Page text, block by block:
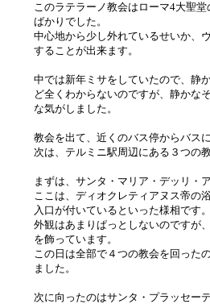
このラテラーノ教会はローマ4大聖
ばかりでした。
中心地から少し外れているせいか、
することが出来ます。
中では新年ミサをしていたので、静
ど全くわからないのですが、静かな
な気がしました。
教会を出て、近くのバス停からバス
次は、テルミニ駅周辺にある３つの
まずは、サンタ・マリア・デッリ・
ここは、ディオクレティアヌス帝の
入口が付いているといった様相です。
外観はあまりぱっとしないのですが
を飾っています。
この日は全部で４つの教会を回った
ました。
次に向ったのはサンタ・プラッセーデ